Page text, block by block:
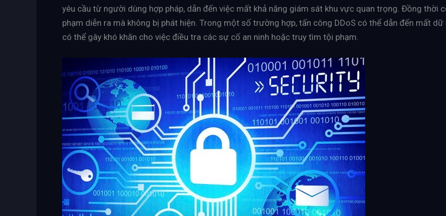
yêu cầu từ người dùng hợp pháp, dẫn đến việc mất khả năng giám sát khu vực quan trọng. Đồng thời
phạm diễn ra mà không bị phát hiện. Trong một số trường hợp, tấn công DDoS có thể dẫn đến mất
có thể gây khó khăn cho việc điều tra các sự cố an ninh hoặc truy tìm tội phạm.